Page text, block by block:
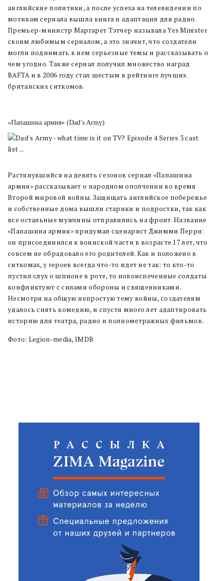
английские политики, а после успеха на телевидении по
мотивам сериала вышла книга и адаптация для радио.
Премьер-министр Маргарет Тэтчер называла Yes Minister
своим любимым сериалом, а это значит, что создатели
могли поднимать в нем серьезные темы и рассказывать о
чем угодно. Также сериал получил множество наград
BAFTA и в 2006 году стал шестым в рейтинге лучших
британских ситкомов.
«Папашина армия» (Dad’s Army)
Растянувшийся на девять сезонов сериал «Папашина
армия» рассказывает о народном ополчении во время
Второй мировой войны. Защищать английское побережье
и собственные дома вышли старики и подростки, так как
все остальные мужчины отправились на фронт. Название
«Папашина армия» придумал сценарист Джимми Перри:
он присоединился к воинской части в возрасте 17 лет, что
совсем не обрадовало его родителей. Как и положено в
ситкомах, у героев всегда что-то идет не так: то кто-то
пустил слух о шпионе в роте, то новоиспеченные солдаты
конфликтуют с силами обороны и священниками.
Несмотря на общую непростую тему войны, создателям
удалось снять комедию, и спустя много лет адаптировать
историю для театра, радио и полнометражных фильмов.
Фото: Legion-media, IMDB